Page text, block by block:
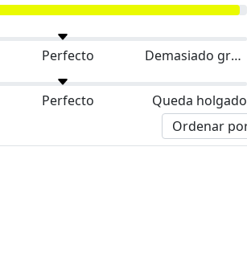
Perfecto
Demasiado grande
Perfecto Queda holgado